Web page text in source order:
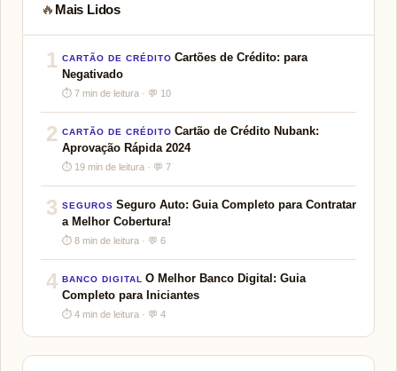
🔥 Mais Lidos
1 CARTÃO DE CRÉDITO Cartões de Crédito: para
Negativado
⏱ 7 min de leitura · 💬 10
2 CARTÃO DE CRÉDITO Cartão de Crédito Nubank:
Aprovação Rápida 2024
⏱ 19 min de leitura · 💬 7
3 SEGUROS Seguro Auto: Guia Completo para Contratar
a Melhor Cobertura!
⏱ 8 min de leitura · 💬 6
4 BANCO DIGITAL O Melhor Banco Digital: Guia
Completo para Iniciantes
⏱ 4 min de leitura · 💬 4